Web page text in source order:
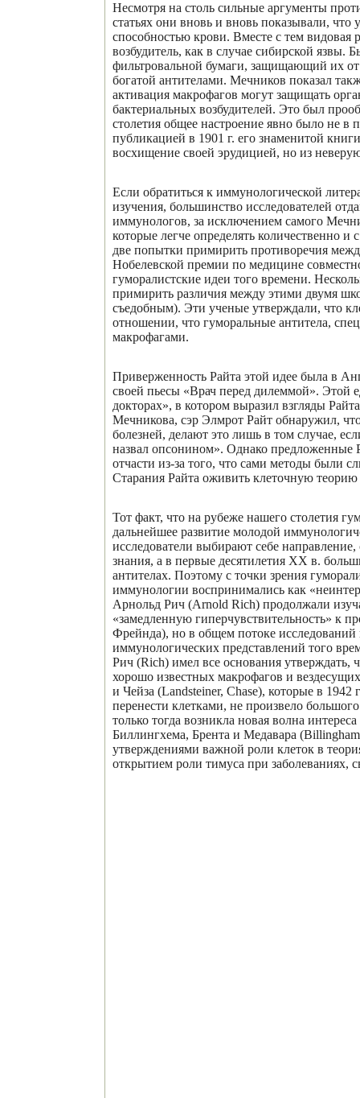
Несмотря на столь сильные аргументы
статьях они вновь и вновь показывали,
способностью крови. Вместе с тем видовая
возбудитель, как в случае сибирской
фильтровальной бумаги, защищающий их от
богатой антителами. Мечников показал
активация макрофагов могут защищать
бактериальных возбудителей. Это был
столетия общее настроение явно было не в
публикацией в 1901 г. его знаменитой
восхищение своей эрудицией, но из
Если обратиться к иммунологической
изучения, большинство исследователей
иммунологов, за исключением самого
которые легче определять количественно
две попытки примирить противоречия
Нобелевской премии по медицине
гуморалистские идеи того времени.
примирить различия между этими двумя
съедобным). Эти ученые утверждали, что
отношении, что гуморальные антитела,
макрофагами.
Приверженность Райта этой идее была в
своей пьесы «Врач перед дилеммой». Этой
докторах», в котором выразил взгляды
Мечникова, сэр Элмрот Райт обнаружил,
болезней, делают это лишь в том случае,
назвал опсонином». Однако предложенные
отчасти из-за того, что сами методы были
Старания Райта оживить клеточную
Тот факт, что на рубеже нашего столетия
дальнейшее развитие молодой
исследователи выбирают себе
знания, а в первые десятилетия XX в.
антителах. Поэтому с точки зрения
иммунологии воспринимались как
Арнольд Рич (Arnold Rich) продолжали
«замедленную гиперчувствительность» к
Фрейнда), но в общем потоке исследований
иммунологических представлений того
Рич (Rich) имел все основания утверждать,
хорошо известных макрофагов и
и Чейза (Landsteiner, Chase), которые в
перенести клетками, не произвело
только тогда возникла новая волна
Биллингхема, Брента и Медавара
утверждениями важной роли клеток в
открытием роли тимуса при заболеваниях,